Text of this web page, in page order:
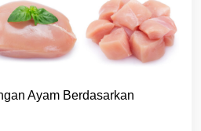
Ayam Berdasarkan